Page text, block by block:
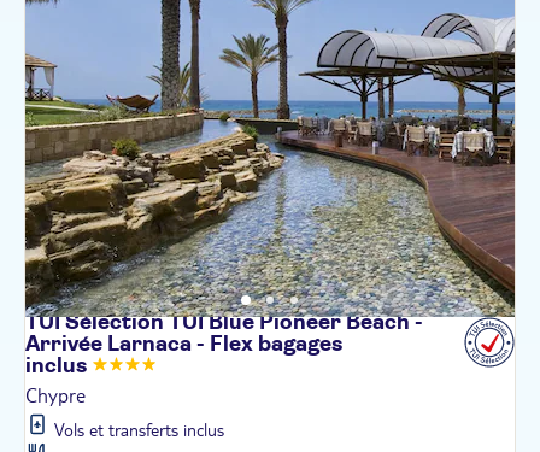
TUI Sélection TUI Blue Pioneer Beach -
Arrivée Larnaca - Flex bagages
inclus
Chypre
Vols et transferts inclus